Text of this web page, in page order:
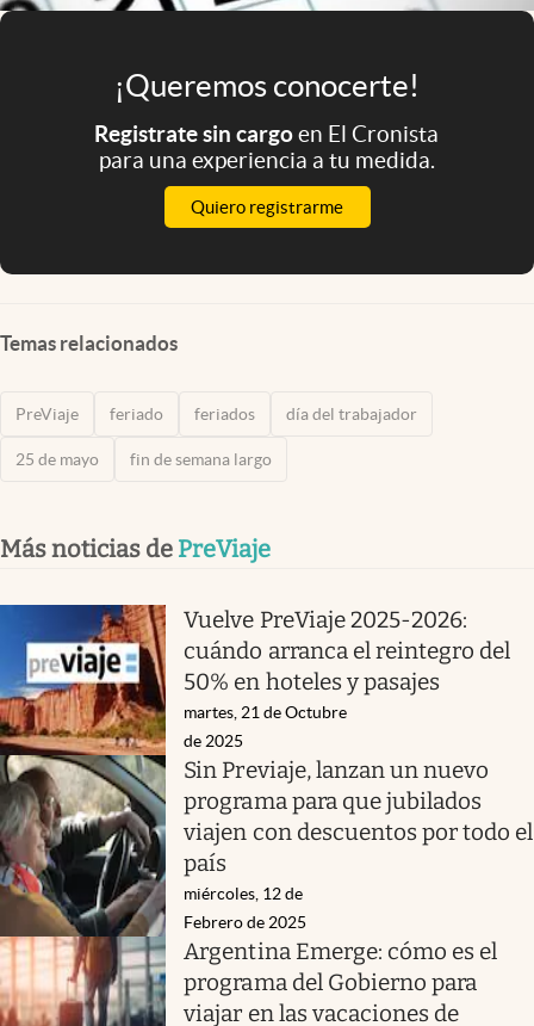
¡Queremos conocerte!
Registrate sin cargoen El Cronista
para una experiencia a tu medida.
Quiero registrarme
Temas relacionados
PreViaje feriado feriados día del trabajador
25 de mayo fin de semana largo
Más noticias de PreViaje
Vuelve PreViaje 2025-2026:
cuándo arranca el reintegro del
50% en hoteles y pasajes
martes, 21 de Octubre
de 2025
Sin Previaje, lanzan un nuevo
programa para que jubilados
viajen con descuentos por todo el
país
miércoles, 12 de
Febrero de 2025
Argentina Emerge: cómo es el
programa del Gobierno para
viajar en las vacaciones de